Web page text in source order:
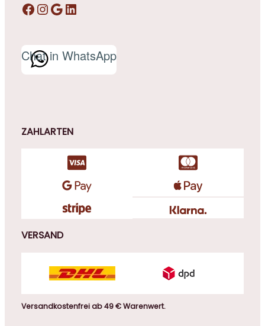
Facebook InstagramGoogle LinkedIn
Chat in WhatsApp
ZAHLARTEN
VERSAND
Versandkostenfrei ab 49 € Warenwert.